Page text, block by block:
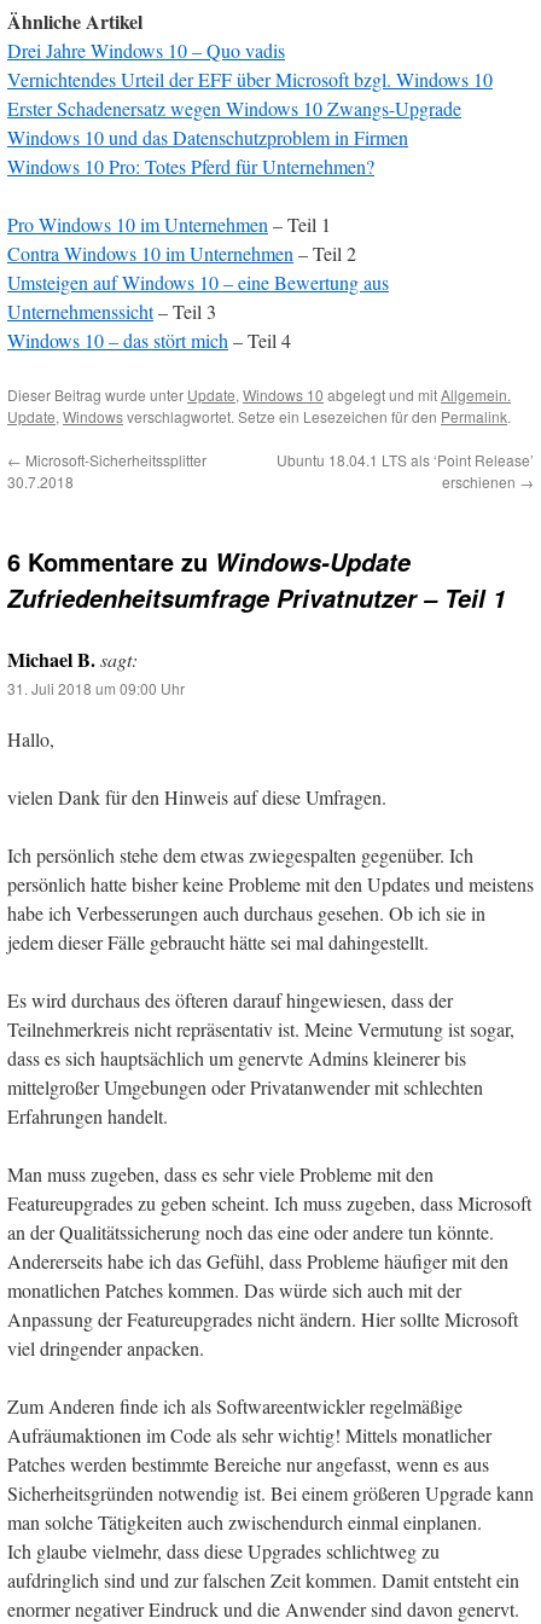
Ähnliche Artikel
Drei Jahre Windows 10 – Quo vadis
Vernichtendes Urteil der EFF über Microsoft bzgl. Windows 10
Erster Schadenersatz wegen Windows 10 Zwangs-Upgrade
Windows 10 und das Datenschutzproblem in Firmen
Windows 10 Pro: Totes Pferd für Unternehmen?
Pro Windows 10 im Unternehmen– Teil 1
Contra Windows 10 im Unternehmen– Teil 2
Umsteigen auf Windows 10 – eine Bewertung aus
Unternehmenssicht– Teil 3
Windows 10 – das stört mich– Teil 4
Dieser Beitrag wurde unter Update, Windows 10 abgelegt und mitAllgemein.
Update, Windowsverschlagwortet. Setze ein Lesezeichen für den Permalink.
← Microsoft-Sicherheitssplitter
30.7.2018
Ubuntu 18.04.1 LTS als ‘Point Release’
erschienen →
6 Kommentare zu Windows-Update
Zufriedenheitsumfrage Privatnutzer – Teil 1
Michael B.sagt:
31. Juli 2018 um 09:00 Uhr
Hallo,
vielen Dank für den Hinweis auf diese Umfragen.
Ich persönlich stehe dem etwas zwiegespalten gegenüber. Ich
persönlich hatte bisher keine Probleme mit den Updates und meistens
habe ich Verbesserungen auch durchaus gesehen. Ob ich sie in
jedem dieser Fälle gebraucht hätte sei mal dahingestellt.
Es wird durchaus des öfteren darauf hingewiesen, dass der
Teilnehmerkreis nicht repräsentativ ist. Meine Vermutung ist sogar,
dass es sich hauptsächlich um genervte Admins kleinerer bis
mittelgroßer Umgebungen oder Privatanwender mit schlechten
Erfahrungen handelt.
Man muss zugeben, dass es sehr viele Probleme mit den
Featureupgrades zu geben scheint. Ich muss zugeben, dass Microsoft
an der Qualitätssicherung noch das eine oder andere tun könnte.
Andererseits habe ich das Gefühl, dass Probleme häufiger mit den
monatlichen Patches kommen. Das würde sich auch mit der
Anpassung der Featureupgrades nicht ändern. Hier sollte Microsoft
viel dringender anpacken.
Zum Anderen finde ich als Softwareentwickler regelmäßige
Aufräumaktionen im Code als sehr wichtig! Mittels monatlicher
Patches werden bestimmte Bereiche nur angefasst, wenn es aus
Sicherheitsgründen notwendig ist. Bei einem größeren Upgrade kann
man solche Tätigkeiten auch zwischendurch einmal einplanen.
Ich glaube vielmehr, dass diese Upgrades schlichtweg zu
aufdringlich sind und zur falschen Zeit kommen. Damit entsteht ein
enormer negativer Eindruck und die Anwender sind davon genervt.